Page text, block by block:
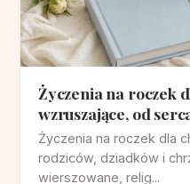
Życzenia na roczek
wzruszające, od
Życzenia na roczek dla
rodziców, dziadków i
wierszowane, relig...